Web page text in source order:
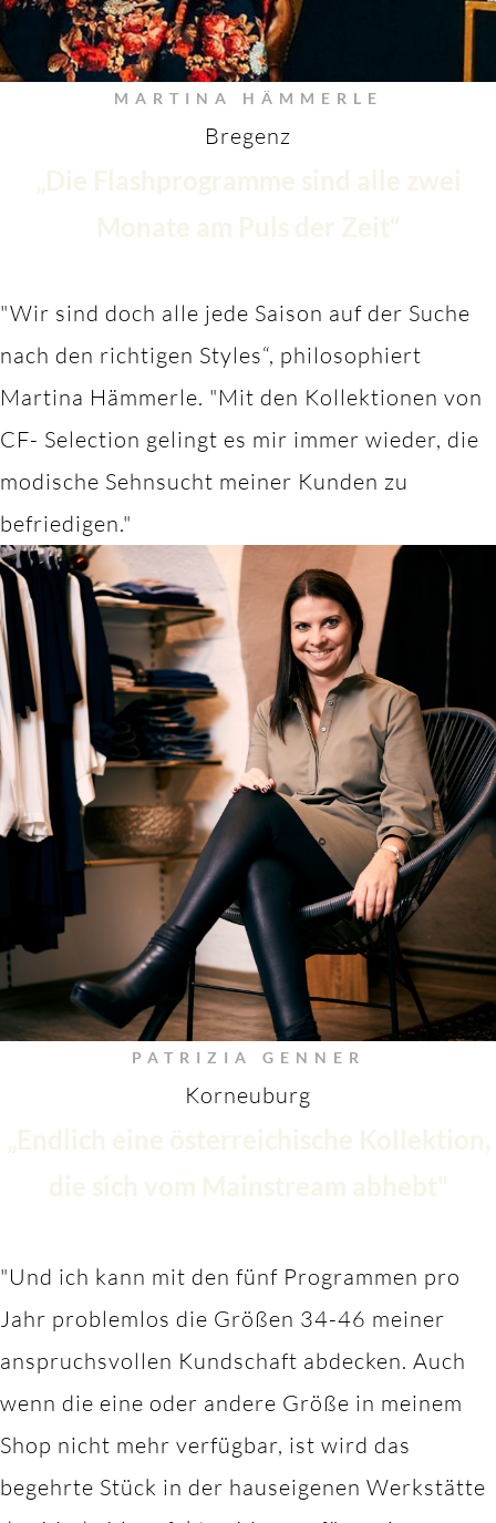
MARTINA HÄMMERLE
Bregenz
„Die Flashprogramme sind alle zwei
Monate am Puls der Zeit“
"Wir sind doch alle jede Saison auf der Suche
nach den richtigen Styles“, philosophiert
Martina Hämmerle. "Mit den Kollektionen von
CF- Selection gelingt es mir immer wieder, die
modische Sehnsucht meiner Kunden zu
befriedigen."
PATRIZIA GENNER
Korneuburg
„Endlich eine österreichische Kollektion,
die sich vom Mainstream abhebt"
"Und ich kann mit den fünf Programmen pro
Jahr problemlos die Größen 34-46 meiner
anspruchsvollen Kundschaft abdecken. Auch
wenn die eine oder andere Größe in meinem
Shop nicht mehr verfügbar, ist wird das
begehrte Stück in der hauseigenen Werkstätte